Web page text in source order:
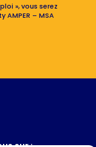
», vous serez
– MSA